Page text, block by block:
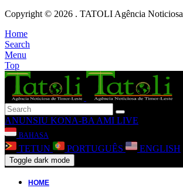
Copyright © 2026 . TATOLI Agência
Home
Search
Menu
Top
ANUNSIU KONA-BA AMI LIVE
BAHASA
TETUN PORTUGUÊS ENGLISH
Toggle dark mode
HOME